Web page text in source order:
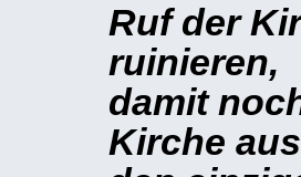
Ruf der
ruinieren,
damit
Kirche